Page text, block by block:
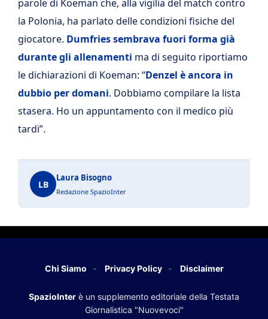
parole di Koeman che, alla vigilia del match contro
la Polonia, ha parlato delle condizioni fisiche del
giocatore. Dumfries sembrava fuori forma già
durante gli allenamenti ma di seguito riportiamo
le dichiarazioni di Koeman: “Denzel è ancora in
dubbio per domani. Dobbiamo compilare la lista
stasera. Ho un appuntamento con il medico più
tardi”.
LB
Laura Bisogno
Redazione SpazioInter
Chi Siamo Privacy Policy Disclaimer
SpazioInter è un supplemento editoriale della Testata
Giornalistica "Nuovevoci"